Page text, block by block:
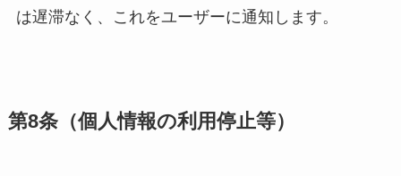
は遅滞なく、これをユーザーに通知します。
第8条（個人情報の利用停止等）